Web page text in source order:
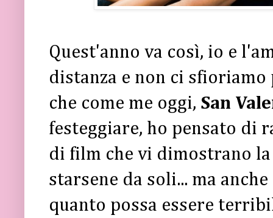
Quest'anno va così, io e
distanza e non ci
che come me oggi, San
festeggiare, ho pensato di
di film che vi dimostrano
starsene da soli... ma
quanto possa essere